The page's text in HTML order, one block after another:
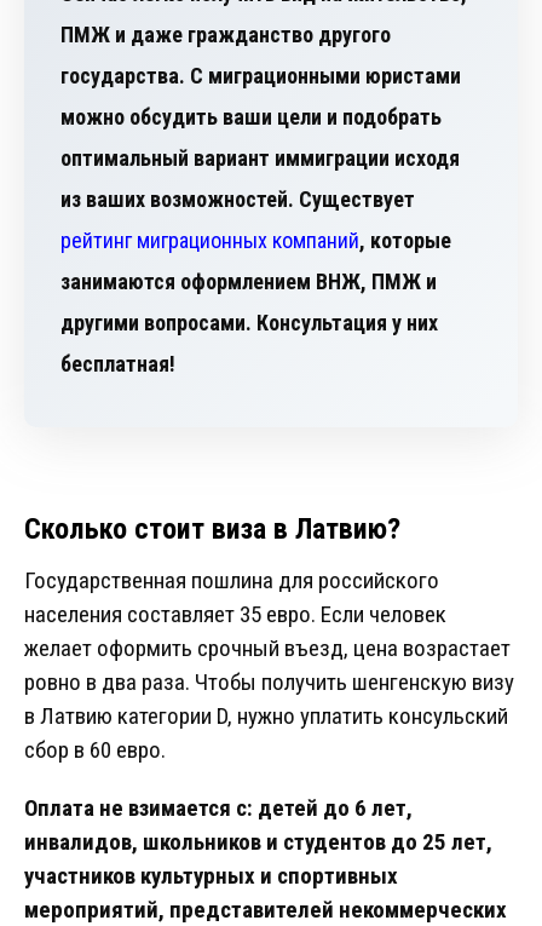
ПМЖ и даже гражданство другого
государства. С миграционными юристами
можно обсудить ваши цели и подобрать
оптимальный вариант иммиграции исходя
из ваших возможностей. Существует
рейтинг миграционных компаний, которые
занимаются оформлением ВНЖ, ПМЖ и
другими вопросами. Консультация у них
бесплатная!
Сколько стоит виза в Латвию?
Государственная пошлина для российского
населения составляет 35 евро. Если человек
желает оформить срочный въезд, цена возрастает
ровно в два раза. Чтобы получить шенгенскую визу
в Латвию категории D, нужно уплатить консульский
сбор в 60 евро.
Оплата не взимается с: детей до 6 лет,
инвалидов, школьников и студентов до 25 лет,
участников культурных и спортивных
мероприятий, представителей некоммерческих